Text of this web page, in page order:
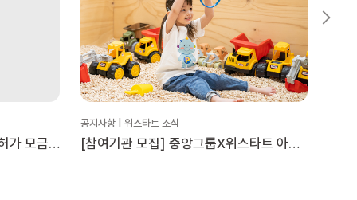
가 모금
공지사항 | 위스타트 소식
[참여기관 모집] 중앙그룹X위스타트 아동